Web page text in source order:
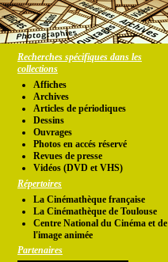
Recherches spécifiques dans les
collections
Affiches
Archives
Articles de périodiques
Dessins
Ouvrages
Photos en accés réservé
Revues de presse
Vidéos (DVD et VHS)
Répertoires
La Cinémathèque française
La Cinémathèque de Toulouse
Centre National du Cinéma et de
l'image animée
Partenaires